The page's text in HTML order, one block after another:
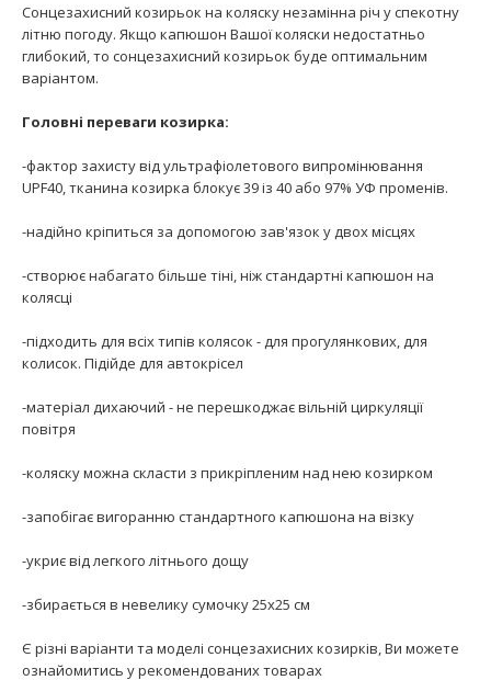
Сонцезахисний козирьок на коляску незамінна річ у спекотну
літню погоду. Якщо капюшон Вашої коляски недостатньо
глибокий, то сонцезахисний козирьок буде оптимальним
варіантом.
Головні переваги козирка:
-фактор захисту від ультрафіолетового випромінювання
UPF40, тканина козирка блокує 39 із 40 або 97% УФ променів.
-надійно кріпиться за допомогою зав'язок у двох місцях
-створює набагато більше тіні, ніж стандартні капюшон на
колясці
-підходить для всіх типів колясок - для прогулянкових, для
колисок. Підійде для автокрісел
-матеріал дихаючий - не перешкоджає вільній циркуляції
повітря
-коляску можна скласти з прикріпленим над нею козирком
-запобігає вигоранню стандартного капюшона на візку
-укриє від легкого літнього дощу
-збирається в невелику сумочку 25х25 см
Є різні варіанти та моделі сонцезахисних козирків, Ви можете
ознайомитись у рекомендованих товарах